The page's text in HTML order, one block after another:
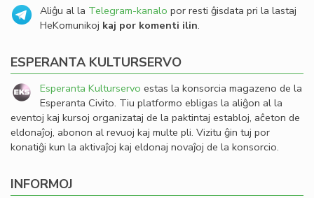
Aliĝu al la Telegram-kanalo por resti ĝisdata pri la lastaj
HeKomunikoj kaj por komenti ilin.
ESPERANTA KULTURSERVO
Esperanta Kulturservo estas la konsorcia magazeno de la
Esperanta Civito. Tiu platformo ebligas la aliĝon al la
eventoj kaj kursoj organizataj de la paktintaj establoj, aĉeton de
eldonaĵoj, abonon al revuoj kaj multe pli. Vizitu ĝin tuj por
konatiĝi kun la aktivaĵoj kaj eldonaj novaĵoj de la konsorcio.
INFORMOJ